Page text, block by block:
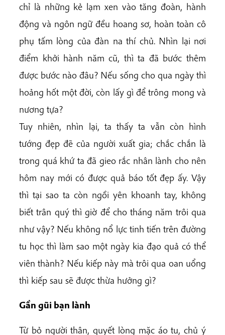
chỉ là những kẻ lạm xen vào tăng đoàn, hành
động và ngôn ngữ đều hoang sơ, hoàn toàn cô
phụ tấm lòng của đàn na thí chủ. Nhìn lại nơi
điểm khởi hành năm cũ, thì ta đã bước thêm
được bước nào đâu? Nếu sống cho qua ngày thì
hoảng hốt một đời, còn lấy gì để trông mong và
nương tựa?
Tuy nhiên, nhìn lại, ta thấy ta vẫn còn hình
tướng đẹp đẽ của người xuất gia; chắc chắn là
trong quá khứ ta đã gieo rắc nhân lành cho nên
hôm nay mới có được quả báo tốt đẹp ấy. Vậy
thì tại sao ta còn ngồi yên khoanh tay, không
biết trân quý thì giờ để cho tháng năm trôi qua
như vậy? Nếu không nổ lực tinh tiến trên đường
tu học thì làm sao một ngày kia đạo quả có thể
viên thành? Nếu kiếp này mà trôi qua oan uổng
thì kiếp sau sẽ được thừa hưởng gì?
Gần gũi bạn lành
Từ bỏ người thân, quyết lòng mặc áo tu, chủ ý